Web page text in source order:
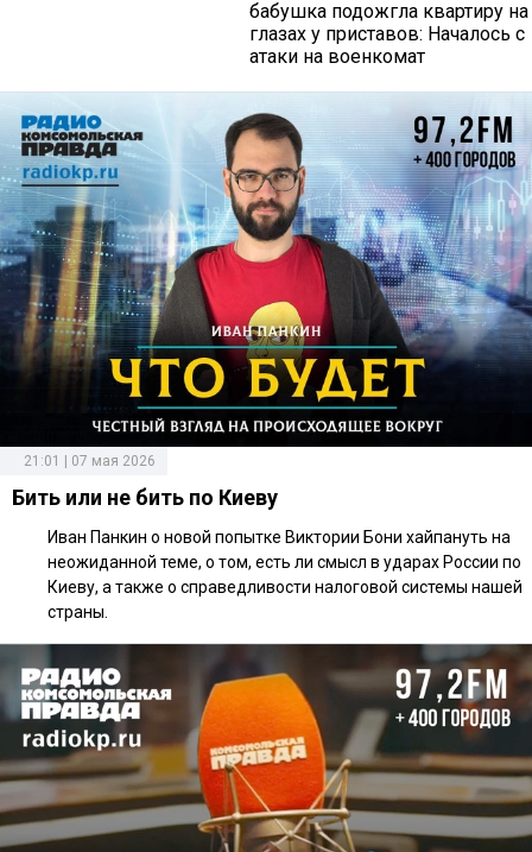
бабушка подожгла квартиру на
глазах у приставов: Началось с
атаки на военкомат
21:01 | 07 мая 2026
Бить или не бить по Киеву
Иван Панкин о новой попытке Виктории Бони хайпануть на
неожиданной теме, о том, есть ли смысл в ударах России по
Киеву, а также о справедливости налоговой системы нашей
страны.